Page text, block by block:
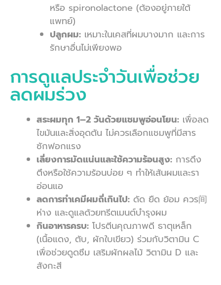
หรือ spironolactone (ต้องอยู่ภายใต้
แพทย์)
ปลูกผม: เหมาะในเคสที่ผมบางมาก และการ
รักษาอื่นไม่เพียงพอ
การดูแลประจำวันเพื่อช่วย
ลดผมร่วง
สระผมทุก 1–2 วันด้วยแชมพูอ่อนโยน: เพื่อลด
ไขมันและสิ่งอุดตัน ไม่ควรเลือกแชมพูที่มีสาร
ซักฟอกแรง
เลี่ยงการมัดแน่นและใช้ความร้อนสูง: การดึง
ตึงหรือใช้ความร้อนบ่อย ๆ ทำให้เส้นผมและรา
อ่อนแอ
ลดการทำเคมีผมถี่เกินไป: ดัด ยืด ย้อม ควร间
ห่าง และดูแลด้วยทรีตเมนต์บำรุงผม
กินอาหารครบ: โปรตีนคุณภาพดี ธาตุเหล็ก
(เนื้อแดง, ตับ, ผักใบเขียว) ร่วมกับวิตามิน C
เพื่อช่วยดูดซึม เสริมผักผลไม้ วิตามิน D และ
สังกะสี